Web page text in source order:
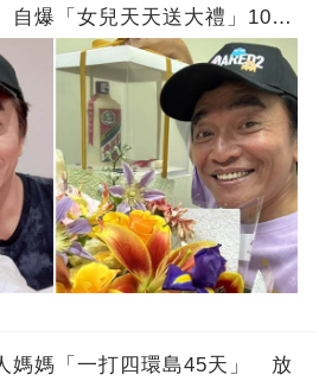
自爆「女兒天天送大禮」10年
媽媽「一打四環島45天」 放